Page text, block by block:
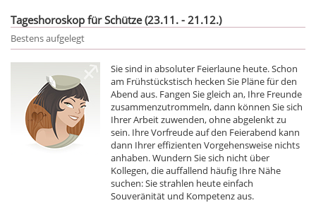
Tageshoroskop für Schütze (23.11. - 21.12.)
Bestens aufgelegt
Sie sind in absoluter Feierlaune heute. Schon
am Frühstückstisch hecken Sie Pläne für den
Abend aus. Fangen Sie gleich an, Ihre Freunde
zusammenzutrommeln, dann können Sie sich
Ihrer Arbeit zuwenden, ohne abgelenkt zu
sein. Ihre Vorfreude auf den Feierabend kann
dann Ihrer effizienten Vorgehensweise nichts
anhaben. Wundern Sie sich nicht über
Kollegen, die auffallend häufig Ihre Nähe
suchen: Sie strahlen heute einfach
Souveränität und Kompetenz aus.